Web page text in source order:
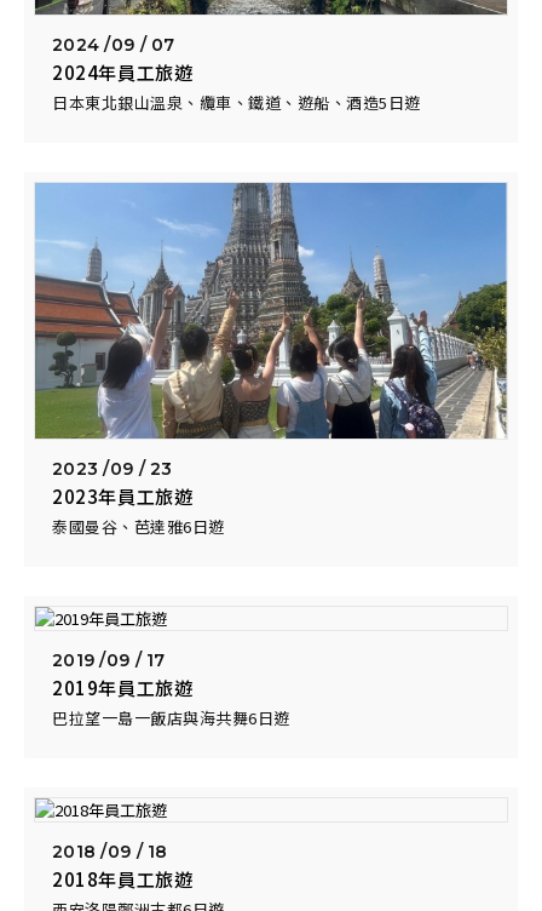
2024 /09 / 07
2024年員工旅遊
日本東北銀山溫泉、纜車、鐵道、遊船、酒造5日遊
2023 /09 / 23
2023年員工旅遊
泰國曼谷、芭達雅6日遊
2019 /09 / 17
2019年員工旅遊
巴拉望一島一飯店與海共舞6日遊
2018 /09 / 18
2018年員工旅遊